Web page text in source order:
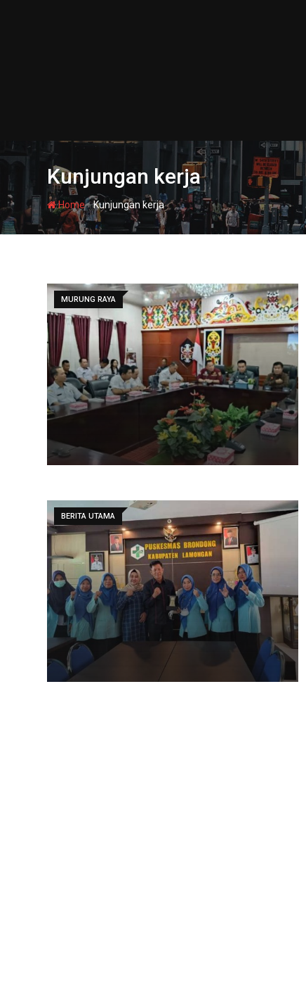
Kunjungan kerja
Home-Kunjungan kerja
MURUNG RAYA
BERITA UTAMA